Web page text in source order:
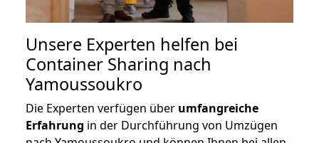
Unsere Experten helfen bei
Container Sharing nach
Yamoussoukro
Die Experten verfügen über umfangreiche
Erfahrung in der Durchführung von Umzügen